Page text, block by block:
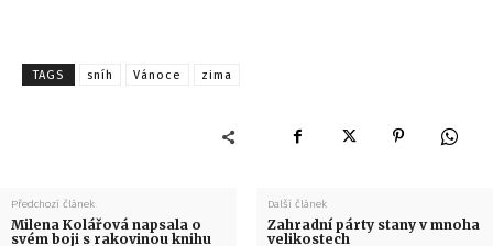
TAGS sníh Vánoce zima
Předchozí článek
Milena Kolářová napsala o
svém boji s rakovinou knihu
Další článek
Zahradní párty stany v mnoha
velikostech